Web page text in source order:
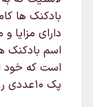
بادکنک ها
دارای
اسم بادکنک
است که خود
پک ۱۰عددی رزگلد